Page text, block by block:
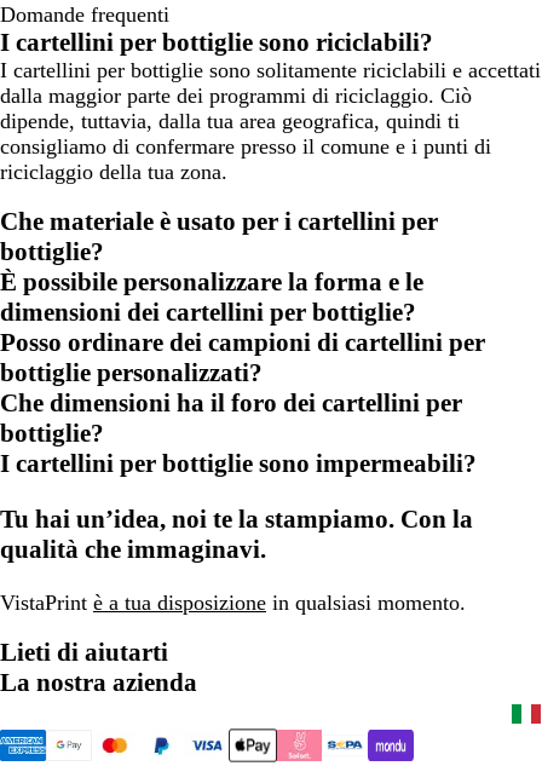
Domande frequenti
I cartellini per bottiglie sono riciclabili?
I cartellini per bottiglie sono solitamente riciclabili e accettati
dalla maggior parte dei programmi di riciclaggio. Ciò
dipende, tuttavia, dalla tua area geografica, quindi ti
consigliamo di confermare presso il comune e i punti di
riciclaggio della tua zona.
Che materiale è usato per i cartellini per
bottiglie?
È possibile personalizzare la forma e le
dimensioni dei cartellini per bottiglie?
Posso ordinare dei campioni di cartellini per
bottiglie personalizzati?
Che dimensioni ha il foro dei cartellini per
bottiglie?
I cartellini per bottiglie sono impermeabili?
Tu hai un’idea, noi te la stampiamo. Con la
qualità che immaginavi.
VistaPrint è a tua disposizione in qualsiasi momento.
Lieti di aiutarti
La nostra azienda